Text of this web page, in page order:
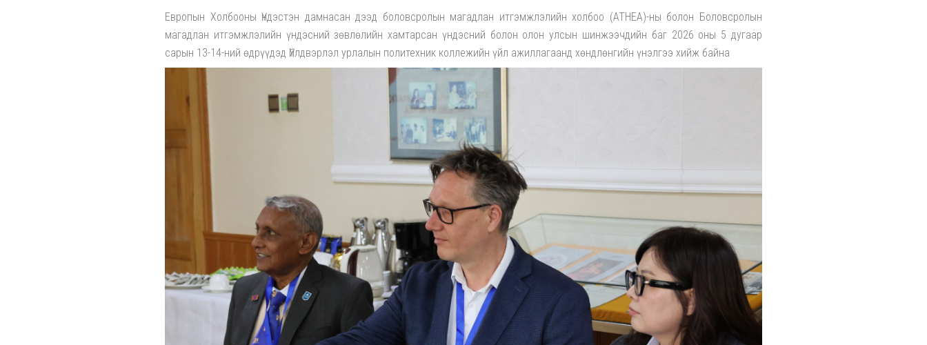
Европын Холбооны Үндэстэн дамнасан дээд боловсролын магадлан итгэмжлэлийн холбоо (ATHEA)-ны болон Боловсролын
магадлан итгэмжлэлийн үндэсний зөвлөлийн хамтарсан үндэсний болон олон улсын шинжээчдийн баг 2026 оны 5 дугаар
сарын 13-14-ний өдрүүдэд Үйлдвэрлэл урлалын политехник коллежийн үйл ажиллагаанд хөндлөнгийн үнэлгээ хийж байна